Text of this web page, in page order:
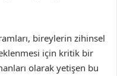
bireylerin zihinsel
için kritik bir
olarak yetişen bu